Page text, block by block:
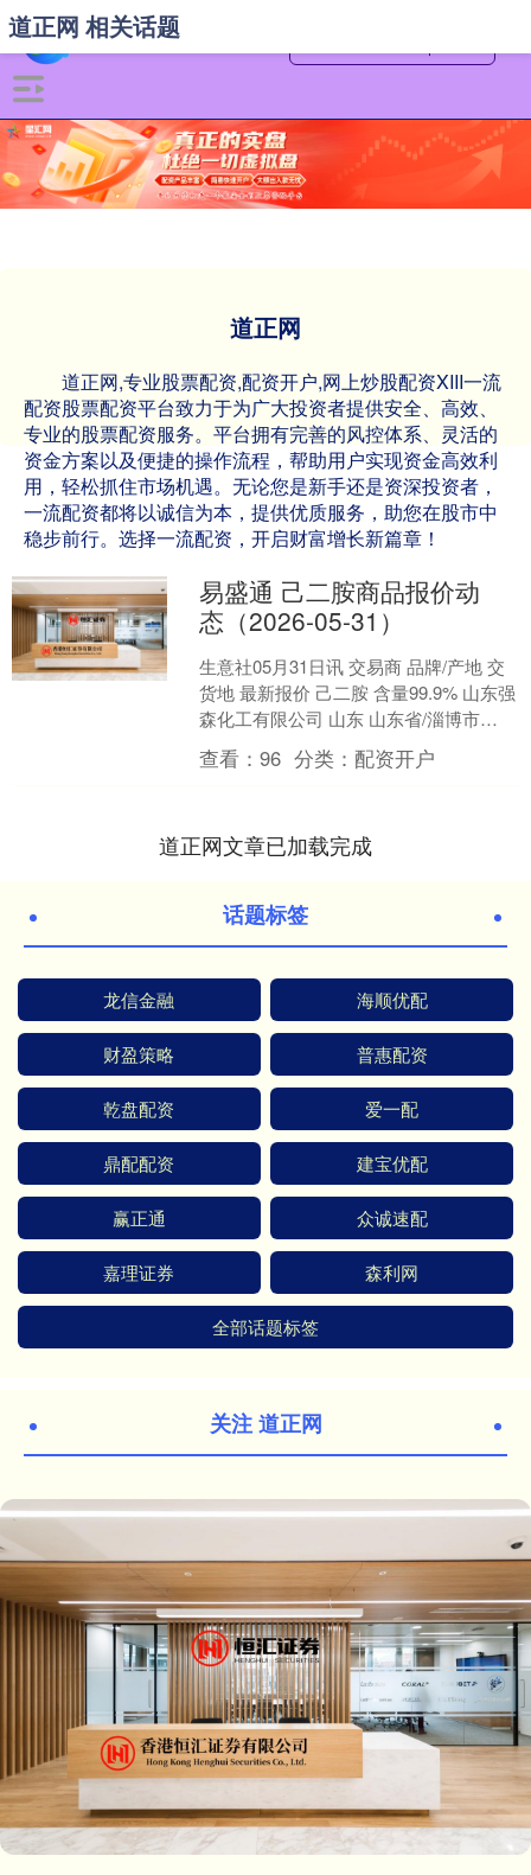
道正网
道正网,专业股票配资,配资开户,网上炒股配资XIII‌一流
配资股票配资平台致力于为广大投资者提供安全、高效、
专业的股票配资服务。平台拥有完善的风控体系、灵活的
资金方案以及便捷的操作流程，帮助用户实现资金高效利
用，轻松抓住市场机遇。无论您是新手还是资深投资者，
一流配资都将以诚信为本，提供优质服务，助您在股市中
稳步前行。选择一流配资，开启财富增长新篇章！
道正网 相关话题
易盛通 己二胺商品报价动
态（2026-05-31）
生意社05月31日讯 交易商 品牌/产地 交
货地 最新报价 己二胺 含量99.9% 山东强
森化工有限公司 山东 山东省/淄博市
15000元/吨 （文章来源：生....
查看：96 分类：配资开户
道正网文章已加载完成
话题标签
龙信金融 海顺优配
财盈策略 普惠配资
乾盘配资 爱一配
鼎配配资 建宝优配
赢正通 众诚速配
嘉理证券 森利网
全部话题标签
关注 道正网